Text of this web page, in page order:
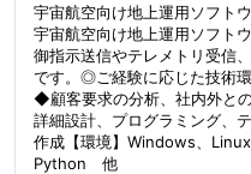
宇宙航空向け地上運用ソフト
宇宙航空向け地上運用ソフト
御指示送信やテレメトリ受信
です。◎ご経験に応じた技術
◆顧客要求の分析、社内外と
詳細設計、プログラミング、
作成【環境】Windows、
Python 他